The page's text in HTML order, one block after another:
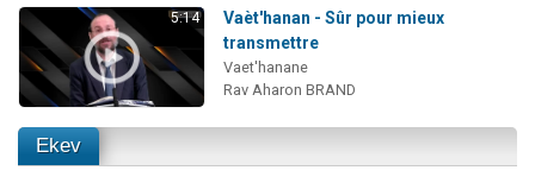
5:14
Vaèt'hanan - Sûr pour mieux
transmettre
Vaet'hanane
Rav Aharon BRAND
Ekev